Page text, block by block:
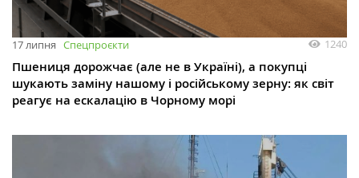
17 липня Спецпроєкти 1240
Пшениця дорожчає (але не в Україні), а покупці
шукають заміну нашому і російському зерну: як світ
реагує на ескалацію в Чорному морі